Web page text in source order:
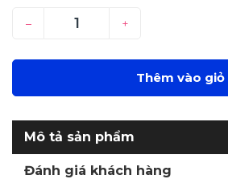
– +
Thêm vào giỏ
Mô tả sản phẩm
Đánh giá khách hàng